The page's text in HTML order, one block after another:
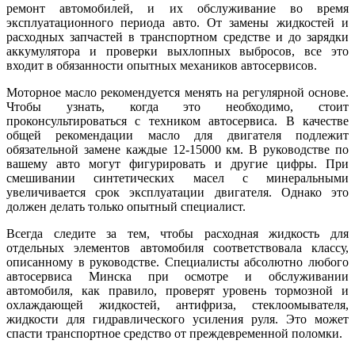
ремонт автомобилей, и их обслуживание во время
эксплуатационного периода авто. От замены жидкостей и
расходных запчастей в транспортном средстве и до зарядки
аккумулятора и проверки выхлопных выбросов, все это
входит в обязанности опытных механиков автосервисов.
Моторное масло рекомендуется менять на регулярной основе.
Чтобы узнать, когда это необходимо, стоит
проконсультироваться с техником автосервиса. В качестве
общей рекомендации масло для двигателя подлежит
обязательной замене каждые 12-15000 км. В руководстве по
вашему авто могут фигурировать и другие цифры. При
смешивании синтетических масел с минеральными
увеличивается срок эксплуатации двигателя. Однако это
должен делать только опытный специалист.
Всегда следите за тем, чтобы расходная жидкость для
отдельных элементов автомобиля соответствовала классу,
описанному в руководстве. Специалисты абсолютно любого
автосервиса Минска при осмотре и обслуживании
автомобиля, как правило, проверят уровень тормозной и
охлаждающей жидкостей, антифриза, стеклоомывателя,
жидкости для гидравлического усиления руля. Это может
спасти транспортное средство от преждевременной поломки.